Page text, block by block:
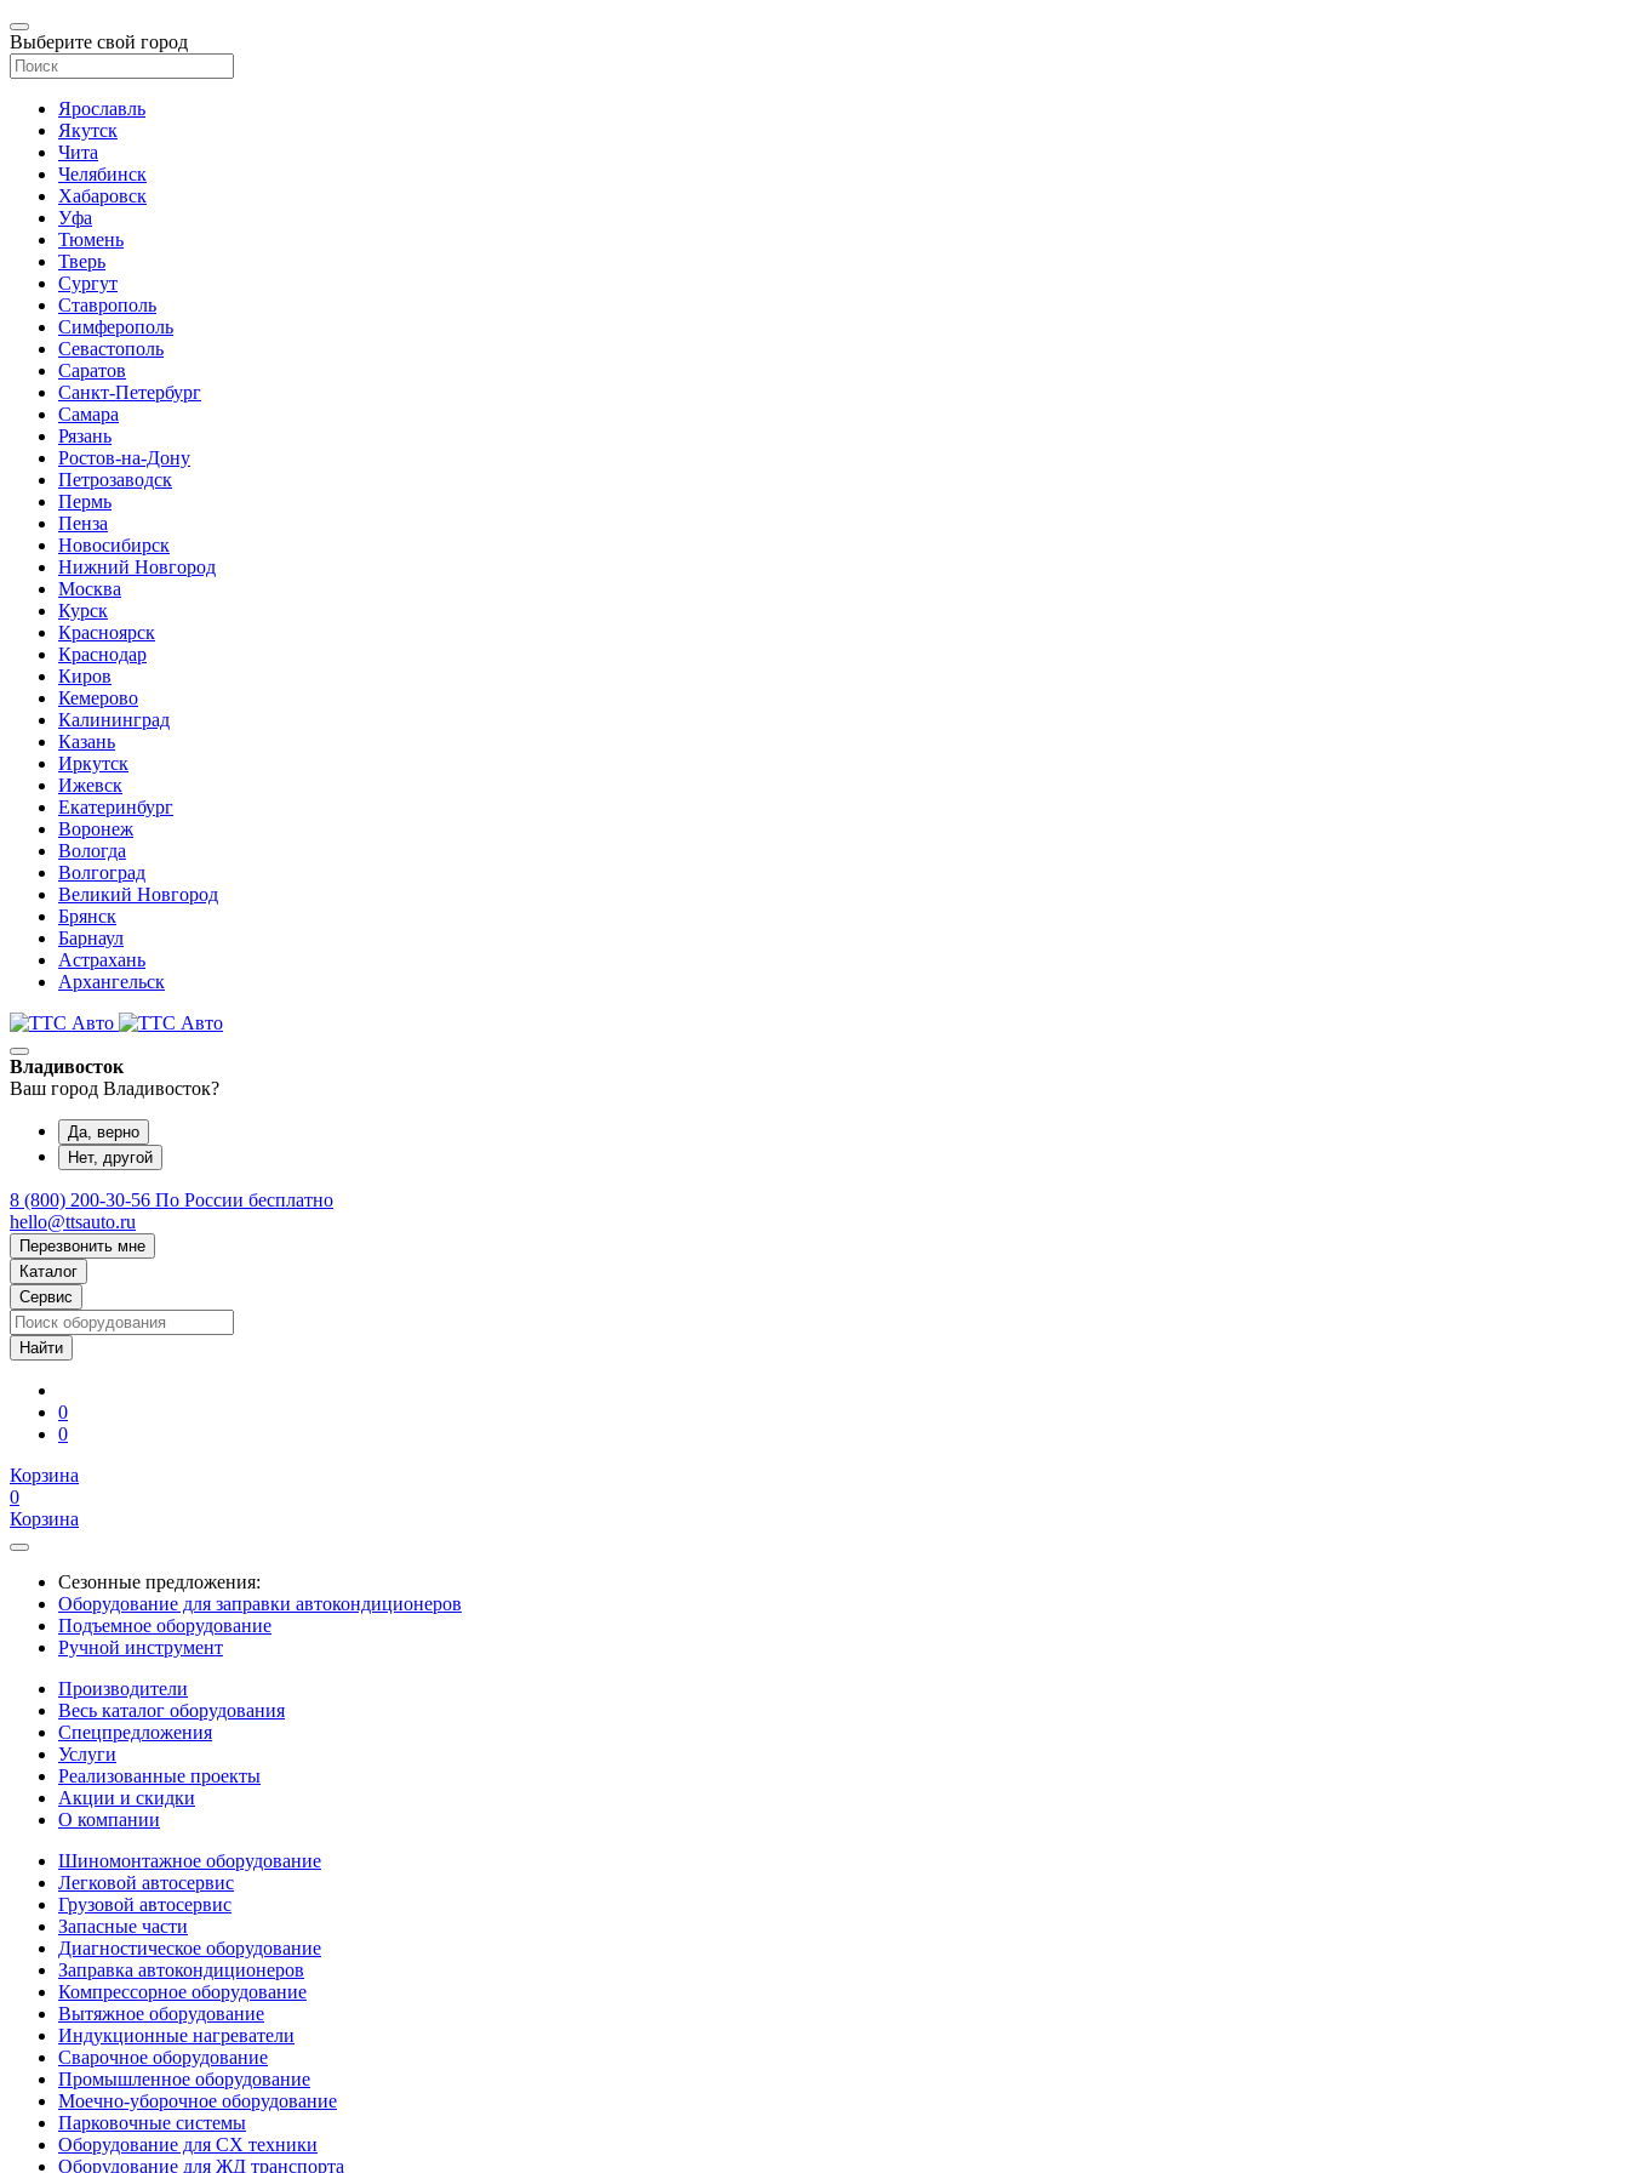
Выберите свой город
Ярославль
Якутск
Чита
Челябинск
Хабаровск
Уфа
Тюмень
Тверь
Сургут
Ставрополь
Симферополь
Севастополь
Саратов
Санкт-Петербург
Самара
Рязань
Ростов-на-Дону
Петрозаводск
Пермь
Пенза
Новосибирск
Нижний Новгород
Москва
Курск
Красноярск
Краснодар
Киров
Кемерово
Калининград
Казань
Иркутск
Ижевск
Екатеринбург
Воронеж
Вологда
Волгоград
Великий Новгород
Брянск
Барнаул
Астрахань
Архангельск
Владивосток
Ваш город Владивосток?
Да, верно
Нет, другой
8 (800) 200-30-56 По России бесплатно
hello@ttsauto.ru
Перезвонить мне
Каталог
Сервис
0
0
Корзина
0
Корзина
Сезонные предложения:
Оборудование для заправки автокондиционеров
Подъемное оборудование
Ручной инструмент
Производители
Весь каталог оборудования
Спецпредложения
Услуги
Реализованные проекты
Акции и скидки
О компании
Шиномонтажное оборудование
Легковой автосервис
Грузовой автосервис
Запасные части
Диагностическое оборудование
Заправка автокондиционеров
Компрессорное оборудование
Вытяжное оборудование
Индукционные нагреватели
Сварочное оборудование
Промышленное оборудование
Моечно-уборочное оборудование
Парковочные системы
Оборудование для СХ техники
Оборудование для ЖД транспорта